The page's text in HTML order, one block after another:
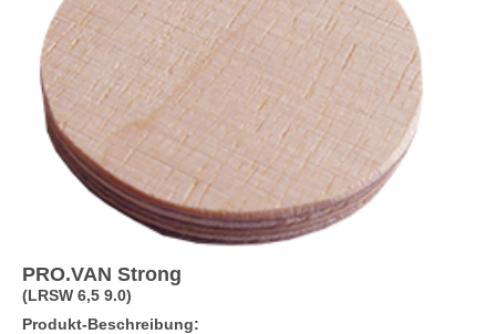
PRO.VAN Strong
(LRSW 6,5 9.0)
Produkt-Beschreibung: